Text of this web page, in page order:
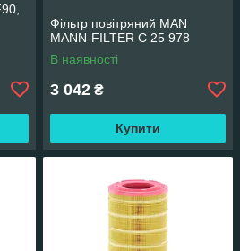
Фільтр повітряний MAN
MANN-FILTER C 25 978
В наявності
3 042 ₴
Купити